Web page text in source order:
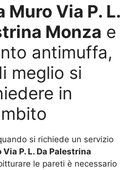
Muro Via P. L.
Monza e
antimuffa,
meglio si
in
si richiede un servizio
P. L. Da Palestrina
le pareti è necessario